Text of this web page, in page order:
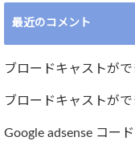
最近のコメント
ブロードキャストが
ブロードキャストが
Google adsense コー